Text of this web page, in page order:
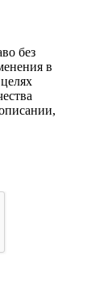
без
в